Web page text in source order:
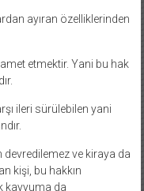
ayıran özelliklerinden
etmektir. Yani bu hak
ileri sürülebilen yani
devredilemez ve kiraya da
kişi, bu hakkın
kayyuma da